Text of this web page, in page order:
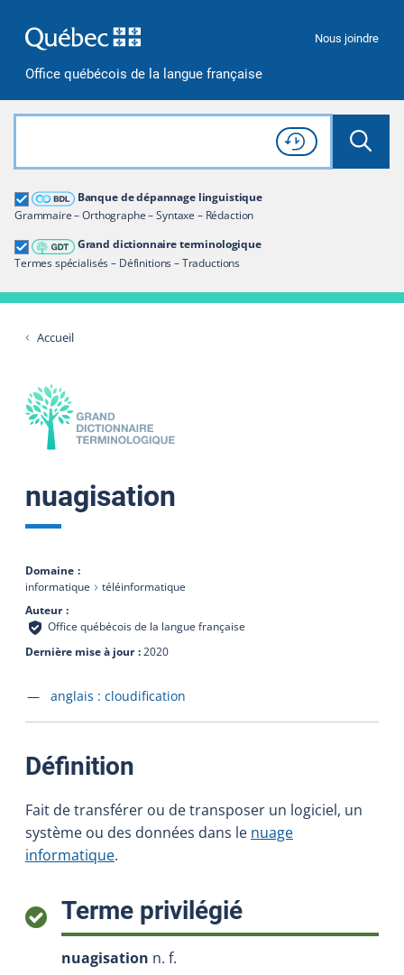
Office québécois de la langue française
Nous joindre
Rechercher dans tout le site
Lancer
Consulter l'
Historique
de recherche
Banque de dépannage linguistique
Grammaire – Orthographe – Syntaxe – Rédaction
Grand dictionnaire terminologique
Termes spécialisés – Définitions – Traductions
Grand dictionnaire terminologique
Restreindre aux termes
Accueil
nuagisation
Domaine
informatique
téléinformatique
Auteur
Office québécois de la langue française
Dernière mise à jour 2020
Accéder à la fiche en
anglais : cloudification
Définition
Fait de transférer ou de transposer un logiciel, un
système ou des données dans le nuage
informatique.
Terme privilégié:
nuagisation n. f.